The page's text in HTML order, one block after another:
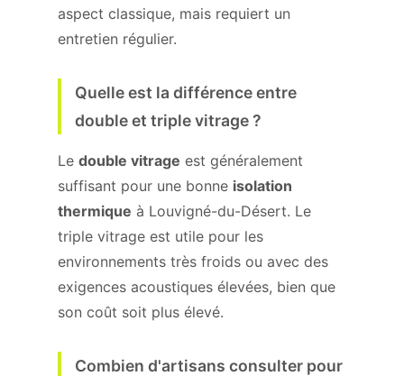
aspect classique, mais requiert un
entretien régulier.
Quelle est la différence entre
double et triple vitrage ?
Le double vitrage est généralement
suffisant pour une bonne isolation
thermique à Louvigné-du-Désert. Le
triple vitrage est utile pour les
environnements très froids ou avec des
exigences acoustiques élevées, bien que
son coût soit plus élevé.
Combien d'artisans consulter pour